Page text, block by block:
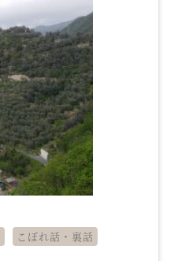
こぼれ話・裏話